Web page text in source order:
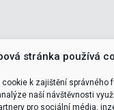
stránka používá
k zajištění
naší návštěvnosti
pro sociální média,